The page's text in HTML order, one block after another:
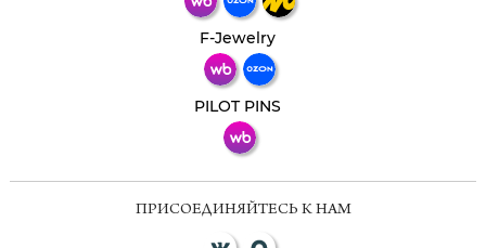
F-Jewelry
PILOT PINS
ПРИСОЕДИНЯЙТЕСЬ К НАМ